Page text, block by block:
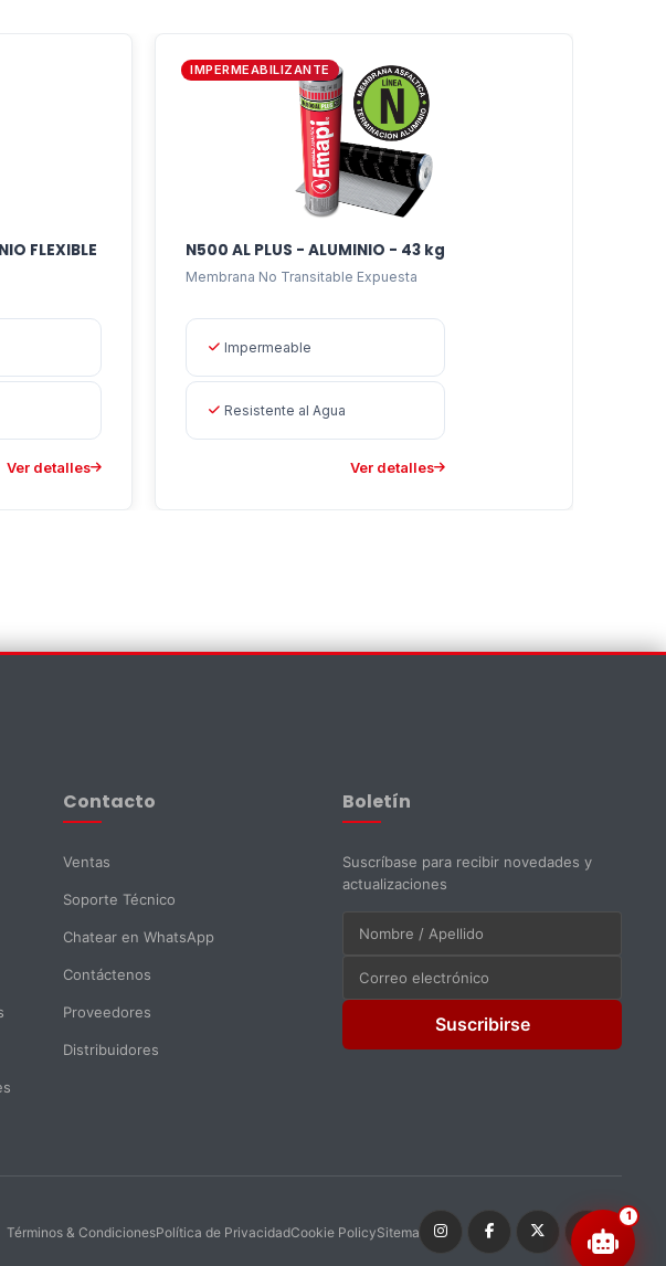
sobre techos planos o abovedados, terrazas y azoteas
fibrocemento, etc.
FLEXIBLE
Ver detalles
IMPERMEABILIZANTE
N500 AL PLUS - ALUMINIO - 43 kg
Membrana No Transitable Expuesta
Impermeable
Resistente al Agua
Ver detalles
Contacto
Ventas
Soporte Técnico
Chatear en WhatsApp
Contáctenos
Proveedores
Distribuidores
Boletín
Suscríbase para recibir novedades y
actualizaciones
Suscribirse
Términos & CondicionesPolítica de PrivacidadCookie PolicySitemap
1